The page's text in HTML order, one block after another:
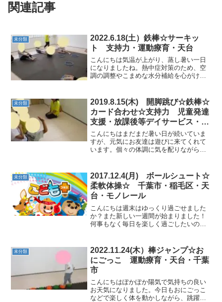
関連記事
未分類
2022.6.18(土）鉄棒☆サーキッ
ト 支持力・運動療育・天台
こんにちは気温が上がり、蒸し暑い一日
になりましたね。熱中症対策のため、空
調の調整やこまめな水分補給を心がけて
れすぎないような工夫をしながら、楽し
く運動していきたいと思い...
未分類
2019.8.15(木) 開脚跳び☆鉄棒☆
カード合わせ☆支持力 児童発達
支援・放課後等デイサービス・天
台
こんにちはまだまだ暑い日が続いていま
すが、元気にお友達は遊びに来てくれて
います。個々の体調に気を配りながら、
をしてくれました。★平均台カード返し
★腰を落としながらアヒル...
未分類
2017.12.4(月) ボールシュート☆
柔軟体操☆ 千葉市・稲毛区・天
台・モノレール
こんにちは週末はゆっくり過ごせました
か？また新しい一週間が始まりました！
何事もなく毎日を楽しく過ごしたいので
るように日ごろから訓練は必要ですね。
夏季休暇中にも避難訓練を行...
未分類
2022.11.24(木）棒ジャンプ☆お
にごっこ 運動療育・天台・千葉
市
こんにちはぽかぽか陽気で気持ちの良い
お天気になりました。今日もおにごっこ
などで楽しく体を動かしながら、跳躍力